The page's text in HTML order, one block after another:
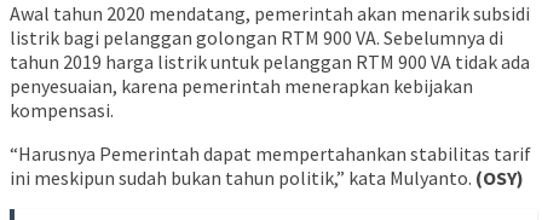
Awal tahun 2020 mendatang, pemerintah akan menarik subsidi
listrik bagi pelanggan golongan RTM 900 VA. Sebelumnya di
tahun 2019 harga listrik untuk pelanggan RTM 900 VA tidak ada
penyesuaian, karena pemerintah menerapkan kebijakan
kompensasi.
“Harusnya Pemerintah dapat mempertahankan stabilitas tarif
ini meskipun sudah bukan tahun politik,” kata Mulyanto. (OSY)